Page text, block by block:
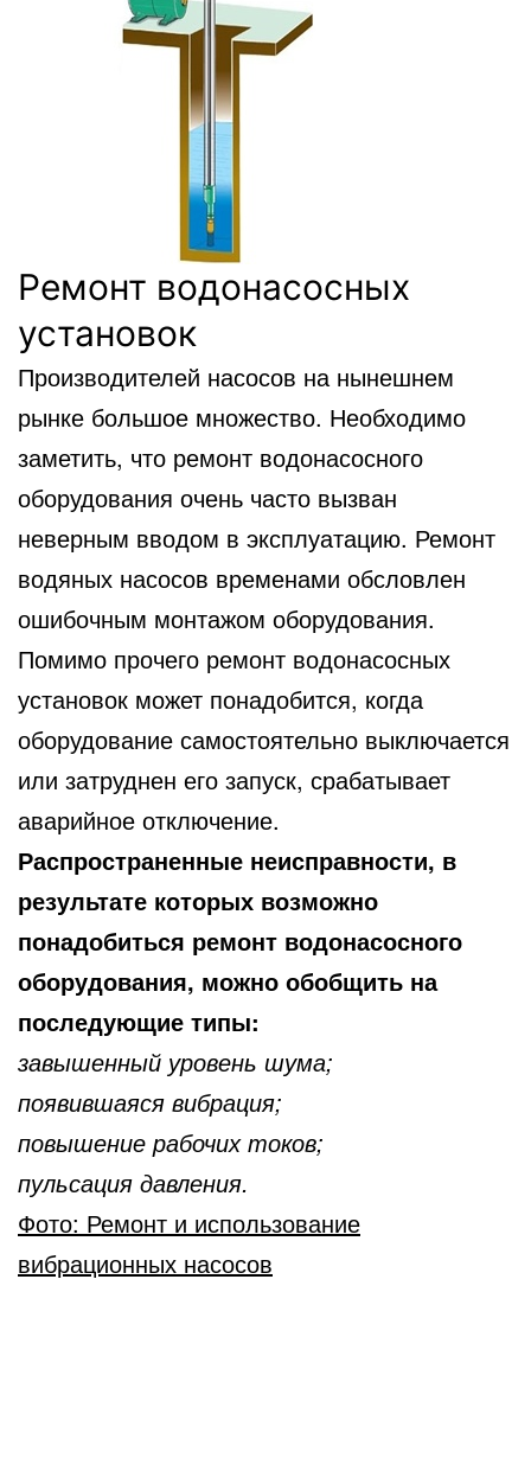
Ремонт водонасосных
установок
Производителей насосов на нынешнем
рынке большое множество. Необходимо
заметить, что ремонт водонасосного
оборудования очень часто вызван
неверным вводом в эксплуатацию. Ремонт
водяных насосов временами обсловлен
ошибочным монтажом оборудования.
Помимо прочего ремонт водонасосных
установок может понадобится, когда
оборудование самостоятельно выключается
или затруднен его запуск, срабатывает
аварийное отключение.
Распространенные неисправности, в
результате которых возможно
понадобиться ремонт водонасосного
оборудования, можно обобщить на
последующие типы:
завышенный уровень шума;
появившаяся вибрация;
повышение рабочих токов;
пульсация давления.
Фото: Ремонт и использование
вибрационных насосов